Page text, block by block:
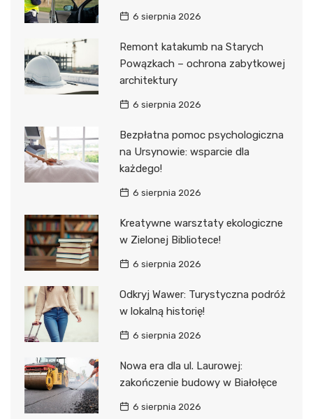
6 sierpnia 2026
Remont katakumb na Starych
Powązkach – ochrona zabytkowej
architektury
6 sierpnia 2026
Bezpłatna pomoc psychologiczna
na Ursynowie: wsparcie dla
każdego!
6 sierpnia 2026
Kreatywne warsztaty ekologiczne
w Zielonej Bibliotece!
6 sierpnia 2026
Odkryj Wawer: Turystyczna podróż
w lokalną historię!
6 sierpnia 2026
Nowa era dla ul. Laurowej:
zakończenie budowy w Białołęce
6 sierpnia 2026